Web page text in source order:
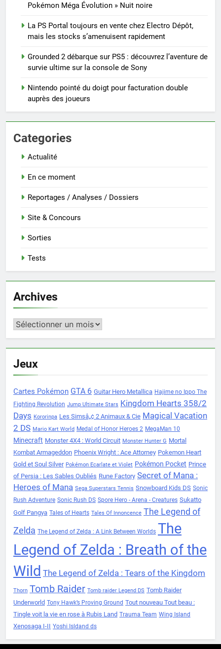
Pokémon Méga Évolution » Nuit noire
La PS Portal toujours en vente chez Electro Dépôt,
mais les stocks s’amenuisent rapidement
Grounded 2 débarque sur PS5 : découvrez l’aventure de
survie ultime sur la console de Sony
Nintendo pointé du doigt pour facturation double
auprès des joueurs
Categories
Actualité
En ce moment
Reportages / Analyses / Dossiers
Site & Concours
Sorties
Tests
Archives
Archives
Jeux
Cartes Pokémon GTA 6 Guitar Hero Metallica Hajime no Ippo The
Fighting Revolution Jump Ultimate Stars Kingdom Hearts 358/2
Days Kororinpa Les Simsâ„¢ 2 Animaux & Cie Magical Vacation
2 DS Mario Kart World Medal of Honor Heroes 2 MegaMan 10
Minecraft Monster 4X4 : World Circuit Monster Hunter G Mortal
Kombat Armageddon Phoenix Wright : Ace Attorney Pokemon Heart
Gold et Soul Silver Pokémon Ecarlate et Violet Pokémon Pocket Prince
of Persia : Les Sables Oubliés Rune Factory Secret of Mana :
Heroes of Mana Sega Superstars Tennis Snowboard Kids DS Sonic
Rush Adventure Sonic Rush DS Spore Hero - Arena - Creatures Sukatto
Golf Pangya Tales of Hearts Tales Of Innoncence The Legend of
Zelda The Legend of Zelda : A Link Between Worlds The
Legend of Zelda : Breath of the
Wild The Legend of Zelda : Tears of the Kingdom
Thorn Tomb Raider Tomb raider Legend DS Tomb Raider
Underworld Tony Hawk’s Proving Ground Tout nouveau Tout beau :
Tingle voit la vie en rose à Rubis Land Trauma Team Wing Island
Xenosaga I-II Yoshi Isldand ds